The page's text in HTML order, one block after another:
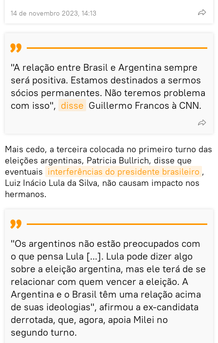
14 de novembro 2023, 14:13
"A relação entre Brasil e Argentina sempre
será positiva. Estamos destinados a sermos
sócios permanentes. Não teremos problema
com isso", disse Guillermo Francos à CNN.
Mais cedo, a terceira colocada no primeiro turno das
eleições argentinas, Patricia Bullrich, disse que
eventuais interferências do presidente brasileiro ,
Luiz Inácio Lula da Silva, não causam impacto nos
hermanos.
"Os argentinos não estão preocupados com
o que pensa Lula [...]. Lula pode dizer algo
sobre a eleição argentina, mas ele terá de se
relacionar com quem vencer a eleição. A
Argentina e o Brasil têm uma relação acima
de suas ideologias", afirmou a ex-candidata
derrotada, que, agora, apoia Milei no
segundo turno.